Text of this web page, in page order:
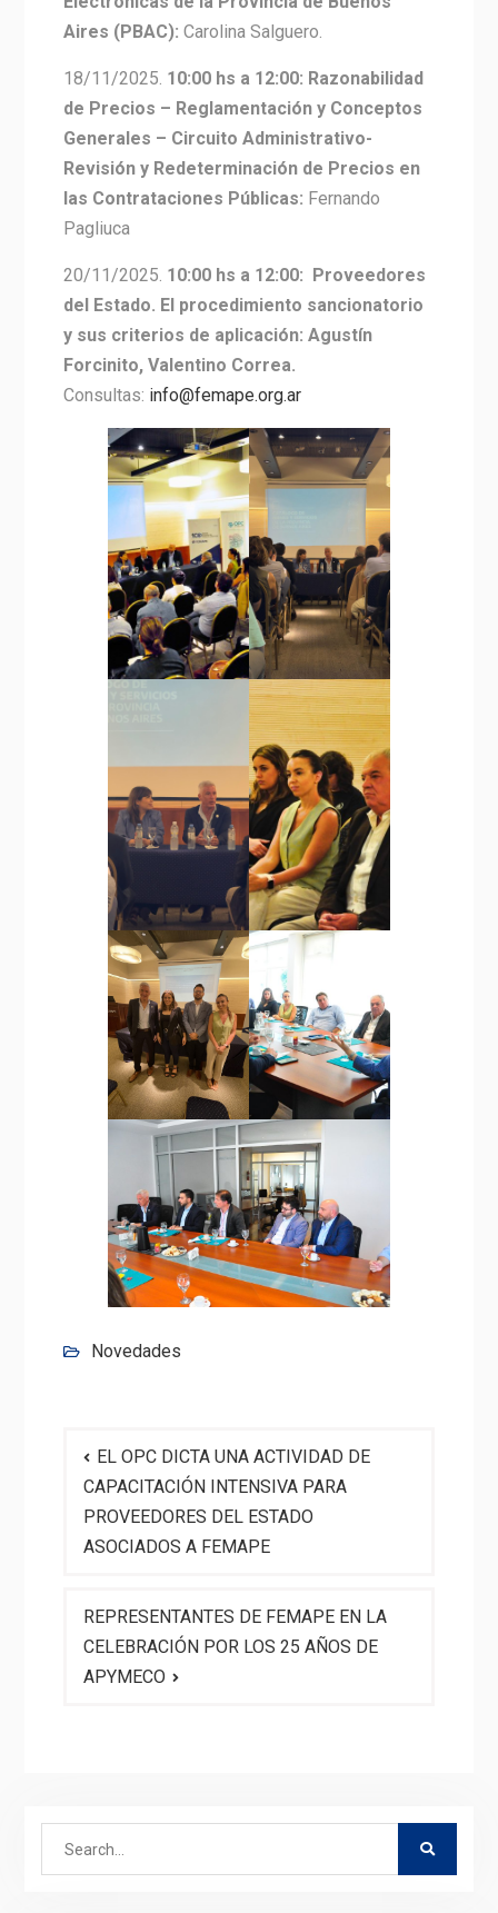
Aires (PBAC): Carolina Salguero.
18/11/2025. 10:00 hs a 12:00: Razonabilidad
de Precios – Reglamentación y Conceptos
Generales – Circuito Administrativo-
Revisión y Redeterminación de Precios en
las Contrataciones Públicas: Fernando
Pagliuca
20/11/2025. 10:00 hs a 12:00: Proveedores
del Estado. El procedimiento sancionatorio
y sus criterios de aplicación: Agustín
Forcinito, Valentino Correa.
Consultas: info@femape.org.ar
Novedades
de
entradas
EL OPC DICTA UNA ACTIVIDAD DE
CAPACITACIÓN INTENSIVA PARA
PROVEEDORES DEL ESTADO
ASOCIADOS A FEMAPE
REPRESENTANTES DE FEMAPE EN LA
CELEBRACIÓN POR LOS 25 AÑOS DE
APYMECO